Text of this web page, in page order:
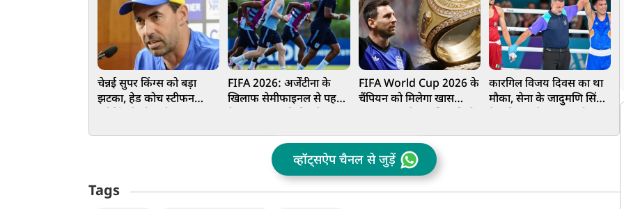
चेन्नई सुपर किंग्स को बड़ा
झटका, हेड कोच स्टीफन
FIFA 2026: अर्जेंटीना के
खिलाफ सेमीफाइनल से पहले
अंतिम फैसला
FIFA World Cup 2026 के
चैंपियन को मिलेगा खास
कारगिल विजय दिवस का था
मौका, सेना के जादुमणि सिंह
व्हॉट्सऐप चैनल से जुड़ें
Tags